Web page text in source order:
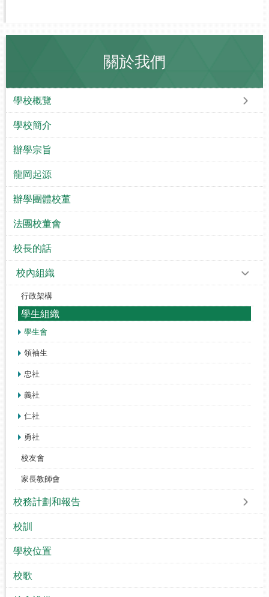
關於我們
學校概覽
學校簡介
辦學宗旨
龍岡起源
辦學團體校董
法團校董會
校長的話
校內組織
行政架構
學生組織
學生會
領袖生
忠社
義社
仁社
勇社
校友會
家長教師會
校務計劃和報告
校訓
學校位置
校歌